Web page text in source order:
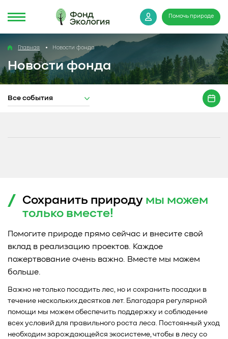
Помочь природе
Главная Новости фонда
Новости фонда
Все события
Сохранить природу мы можем
только вместе!
Помогите природе прямо сейчас и внесите свой
вклад в реализацию проектов. Каждое
пожертвование очень важно. Вместе мы можем
больше.
Важно не только посадить лес, но и сохранить посадки в
течение нескольких десятков лет. Благодаря регулярной
помощи мы можем обеспечить поддержку и соблюдение
всех условий для правильного роста леса. Постоянный уход
необходим зарождающейся экосистеме, чтобы в лесу со